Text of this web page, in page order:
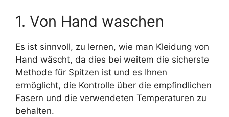
1. Von Hand waschen
Es ist sinnvoll, zu lernen, wie man Kleidung von
Hand wäscht, da dies bei weitem die sicherste
Methode für Spitzen ist und es Ihnen
ermöglicht, die Kontrolle über die empfindlichen
Fasern und die verwendeten Temperaturen zu
behalten.